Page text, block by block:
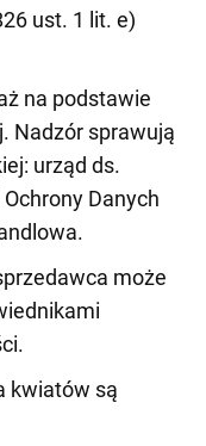
ust. 1 lit. e)
na podstawie
Nadzór sprawują
urząd ds.
Danych
może
kwiatów są